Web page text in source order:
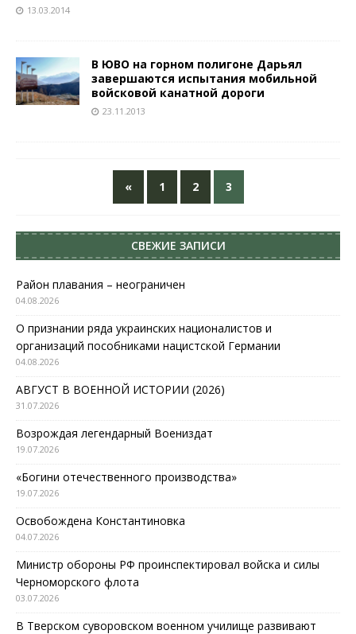
13.03.2014
В ЮВО на горном полигоне Дарьял
завершаются испытания мобильной
войсковой канатной дороги
23.11.2013
« 1 2 3
СВЕЖИЕ ЗАПИСИ
Район плавания – неограничен
04.08.2026
О признании ряда украинских националистов и
организаций пособниками нацистской Германии
04.08.2026
АВГУСТ В ВОЕННОЙ ИСТОРИИ (2026)
31.07.2026
Возрождая легендарный Воениздат
19.07.2026
«Богини отечественного производства»
19.07.2026
Освобождена Константиновка
04.07.2026
Министр обороны РФ проинспектировал войска и силы
Черноморского флота
03.07.2026
В Тверском суворовском военном училище развивают